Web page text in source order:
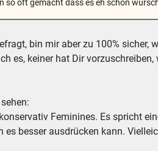
so oft gemacht dass es eh schon
bin mir aber zu 100% sicher,
es, keiner hat Dir
Feminines. Es spricht
besser ausdrücken kann.